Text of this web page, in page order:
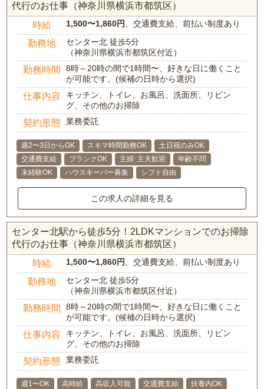
代行のお仕事（神奈川県横浜市都筑区）
時給 1,500〜1,860円、交通費支給、前払い制度あり
勤務地
センター北 徒歩5分
（神奈川県横浜市都筑区付近）
勤務時間
8時～20時の間で1時間〜、好きな日に働くこと
が可能です。(候補の日時から選択)
仕事内容
キッチン、トイレ、お風呂、洗面所、リビン
グ、その他のお掃除
契約形態 業務委託
週2〜3日からOK スキマ時間勤務OK
土日祝のみOK
交通費支給
ブランクOK 主婦･主夫歓迎
年齢不問
未経験OK
ハウスキーパー募集 シフト自由
この求人の詳細を見る
センター北駅から徒歩5分！2LDKマンションでのお掃除
代行のお仕事（神奈川県横浜市都筑区）
時給 1,500〜1,860円、交通費支給、前払い制度あり
勤務地
センター北 徒歩5分
（神奈川県横浜市都筑区付近）
勤務時間
8時～20時の間で1時間〜、好きな日に働くこと
が可能です。(候補の日時から選択)
仕事内容
キッチン、トイレ、お風呂、洗面所、リビン
グ、その他のお掃除
契約形態 業務委託
週1〜OK 高時給 高収入可能 交通費支給
扶養内OK